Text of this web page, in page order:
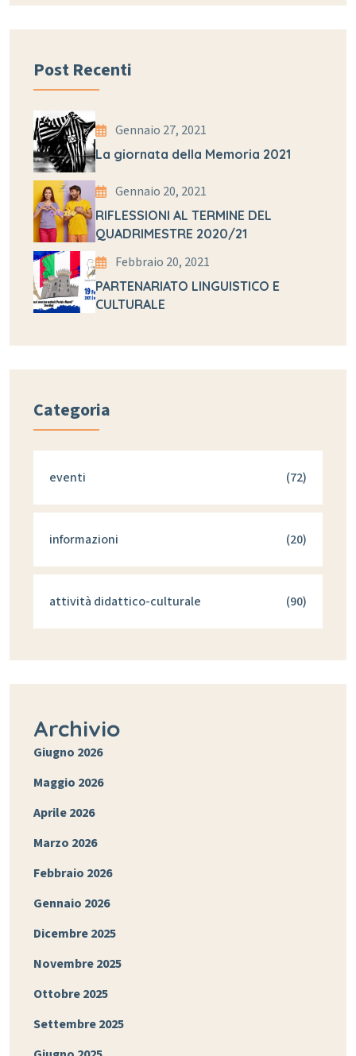
Post Recenti
Gennaio 27, 2021
La giornata della Memoria 2021
Gennaio 20, 2021
RIFLESSIONI AL TERMINE DEL
QUADRIMESTRE 2020/21
Febbraio 20, 2021
PARTENARIATO LINGUISTICO E
CULTURALE
Categoria
eventi (72)
informazioni (20)
attività didattico-culturale (90)
Archivio
Giugno 2026
Maggio 2026
Aprile 2026
Marzo 2026
Febbraio 2026
Gennaio 2026
Dicembre 2025
Novembre 2025
Ottobre 2025
Settembre 2025